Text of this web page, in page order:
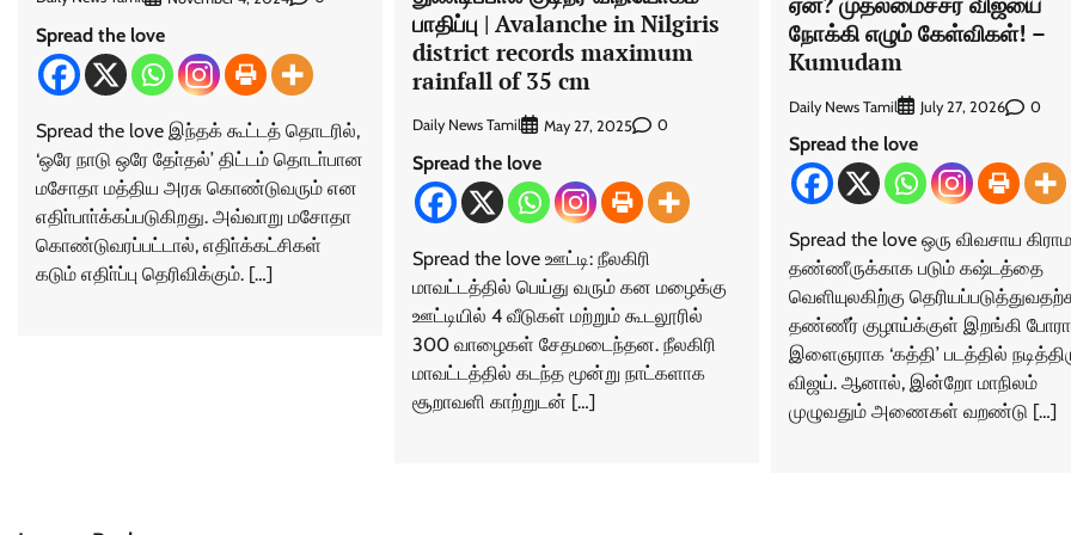
Spread the love
Spread the love இந்தக் கூட்டத் தொடரில்,
‘ஒரே நாடு ஒரே தோ்தல்’ திட்டம் தொடா்பான
மசோதா மத்திய அரசு கொண்டுவரும் என
எதிா்பாா்க்கப்படுகிறது. அவ்வாறு மசோதா
கொண்டுவரப்பட்டால், எதிா்க்கட்சிகள்
கடும் எதிா்ப்பு தெரிவிக்கும். […]
பாதிப்பு | Avalanche in Nilgiris
district records maximum
rainfall of 35 cm
Daily News Tamil May 27, 2025 0
Spread the love
Spread the love ஊட்டி: நீலகிரி
மாவட்டத்தில் பெய்து வரும் கன மழைக்கு
ஊட்டியில் 4 வீடுகள் மற்றும் கூடலூரில்
300 வாழைகள் சேதமடைந்தன. நீலகிரி
மாவட்டத்தில் கடந்த மூன்று நாட்களாக
சூறாவளி காற்றுடன் […]
நோக்கி எழும் கேள்விகள்! –
Kumudam
Daily News Tamil July 27, 2026 0
Spread the love
Spread the love ஒரு விவசாய
தண்ணீருக்காக படும் கஷ்டத்தை
வெளியுலகிற்கு
தண்ணீர் குழாய்க்குள் இறங்கி
இளைஞராக ‘கத்தி’ படத்தில்
விஜய். ஆனால், இன்றோ மாநிலம்
முழுவதும் அணைகள் வறண்டு […]